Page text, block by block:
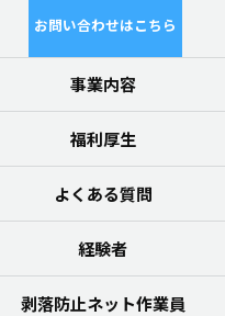
お問い合わせはこちら
事業内容
福利厚生
よくある質問
経験者
剥落防止ネット作業員